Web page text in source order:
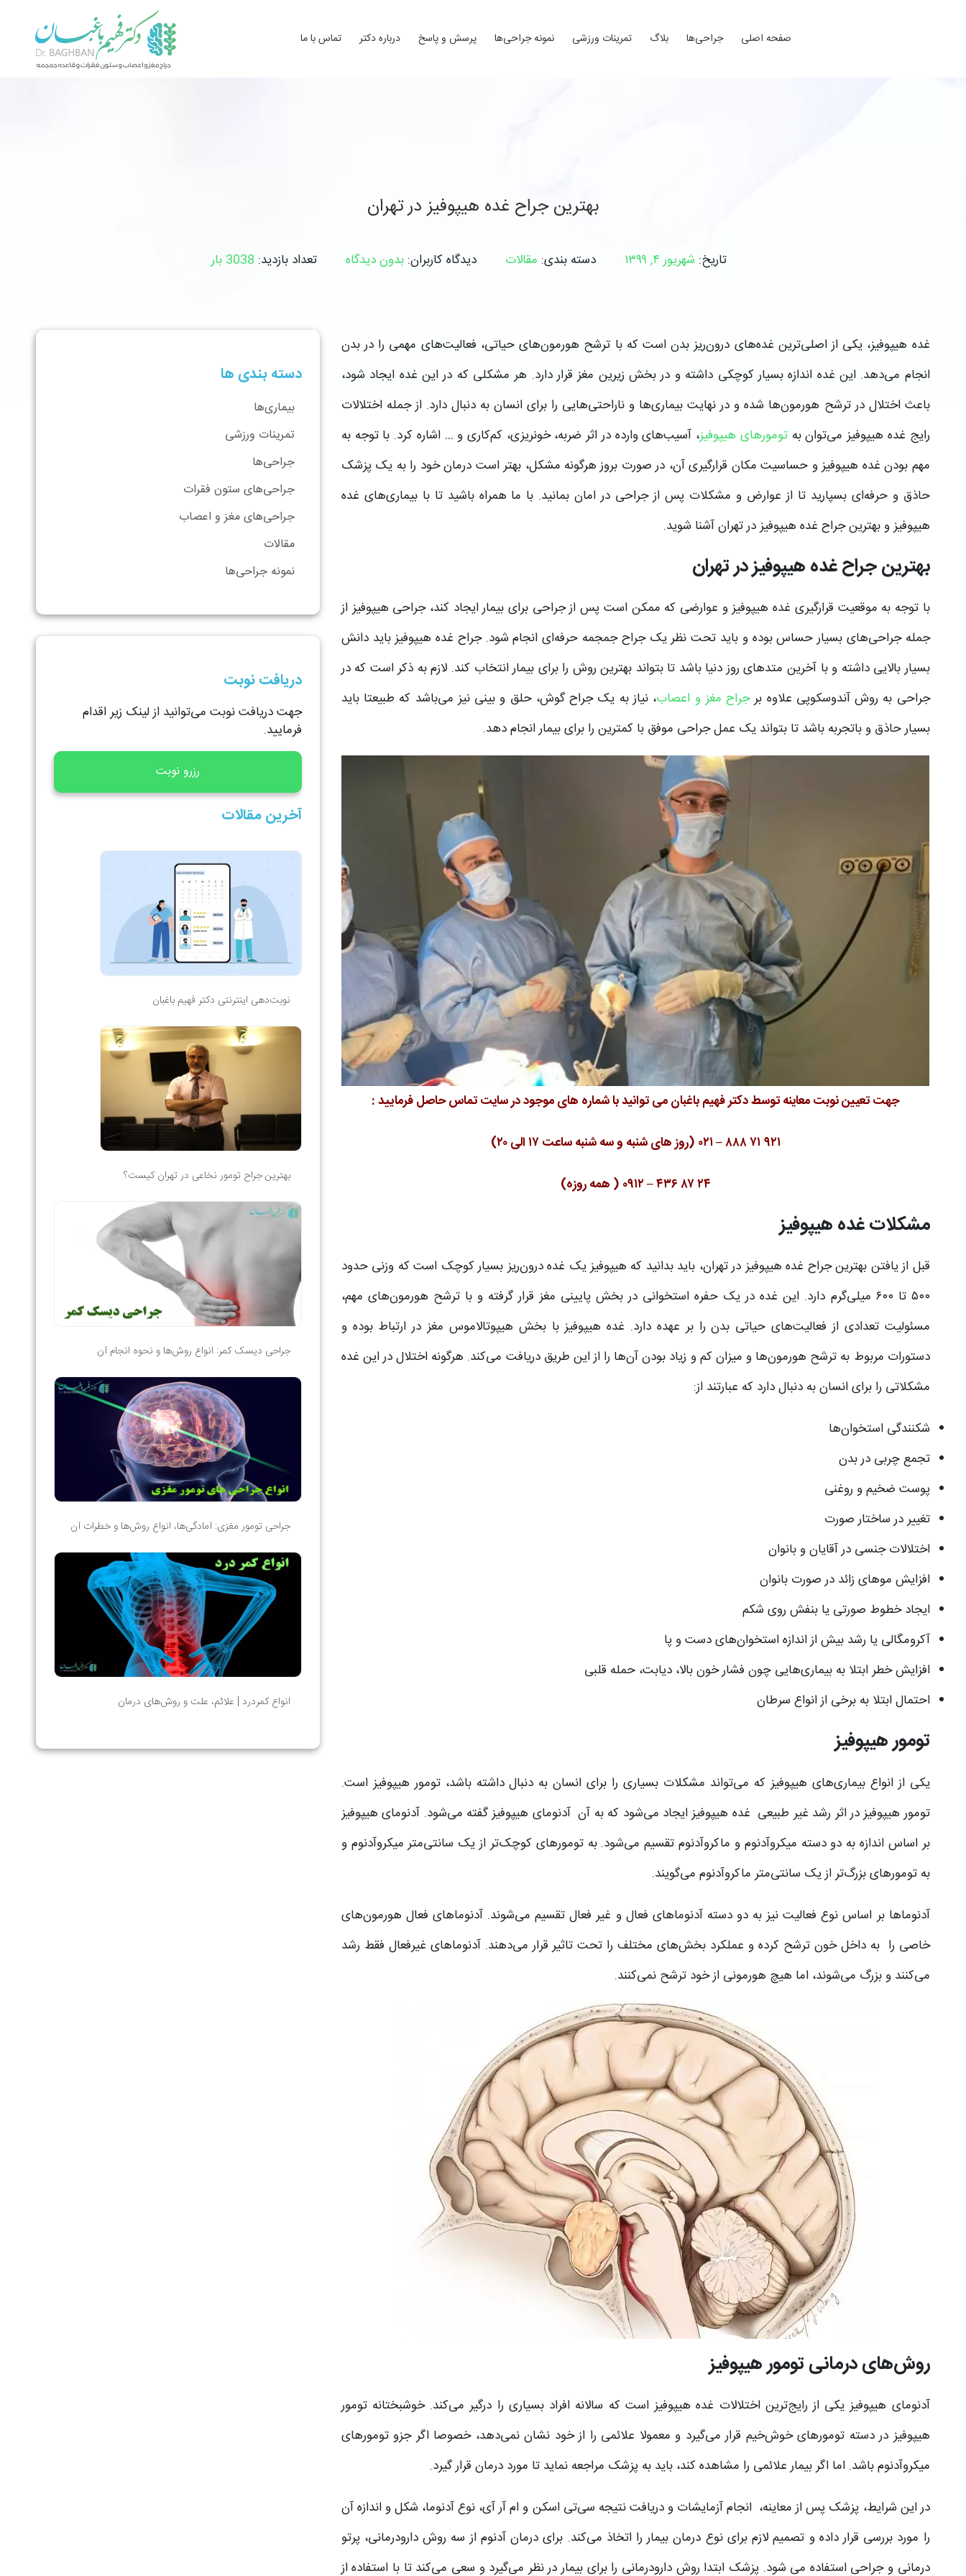
صفحه اصلی جراحی‌ها بلاگ تمرینات ورزشی نمونه جراحی‌ها پرسش و پاسخ درباره دکتر تماس با ما
بهترین جراح غده هیپوفیز در تهران
تاریخ: شهریور ۴, ۱۳۹۹ دسته بندی: مقالات دیدگاه کاربران:بدون دیدگاه تعداد بازدید: 3038 بار
غده هیپوفیز، یکی از اصلی‌ترین غده‌های درون‌ریز بدن است که با ترشح هورمون‌های حیاتی، فعالیت‌های مهمی را در بدن
انجام می‌دهد. این غده اندازه بسیار کوچکی داشته و در بخش زیرین مغز قرار دارد. هر مشکلی که در این غده ایجاد شود،
باعث اختلال در ترشح هورمون‌ها شده و در نهایت بیماری‌ها و ناراحتی‌هایی را برای انسان به دنبال دارد. از جمله اختلالات
رایج غده هیپوفیز می‌توان بهتومورهای هیپوفیز، آسیب‌های وارده در اثر ضربه، خونریزی، کم‌کاری و … اشاره کرد. با توجه به
مهم بودن غده هیپوفیز و حساسیت مکان قرارگیری آن، در صورت بروز هرگونه مشکل، بهتر است درمان خود را به یک پزشک
حاذق و حرفه‌ای بسپارید تا از عوارض و مشکلات پس از جراحی در امان بمانید. با ما همراه باشید تا با بیماری‌های غده
هیپوفیز و بهترین جراح غده هیپوفیز در تهران آشنا شوید.
بهترین جراح غده هیپوفیز در تهران
با توجه به موقعیت قرارگیری غده هیپوفیز و عوارضی که ممکن است پس از جراحی برای بیمار ایجاد کند، جراحی هیپوفیز از
جمله جراحی‌های بسیار حساس بوده و باید تحت نظر یک جراح جمجمه حرفه‌ای انجام شود. جراح غده هیپوفیز باید دانش
بسیار بالایی داشته و با آخرین متد‌های روز دنیا باشد تا بتواند بهترین روش را برای بیمار انتخاب کند. لازم به ذکر است که در
جراحی به روش آندوسکوپی علاوه برجراح مغز و اعصاب، نیاز به یک جراح گوش، حلق و بینی نیز می‌باشد که طبیعتا باید
بسیار حاذق و باتجربه باشد تا بتواند یک عمل جراحی موفق با کمترین را برای بیمار انجام دهد.
جهت تعیین نوبت معاینه توسط دکتر فهیم باغبان می توانید با شماره های موجود در سایت تماس حاصل فرمایید :
۹۲۱ ۷۱ ۸۸۸ – ۰۲۱ (روز های شنبه و سه شنبه ساعت ۱۷ الی ۲۰)
۲۴ ۸۷ ۴۳۶ – ۰۹۱۲ ( همه روزه)
مشکلات غده هیپوفیز
قبل از یافتن بهترین جراح غده هیپوفیز در تهران، باید بدانید که هیپوفیز یک غده درون‌ریز بسیار کوچک است که وزنی حدود
۵۰۰ تا ۶۰۰ میلی‌گرم دارد. این غده در یک حفره استخوانی در بخش پایینی مغز قرار گرفته و با ترشح هورمون‌های مهم،
مسئولیت تعدادی از فعالیت‌های حیاتی بدن را بر عهده دارد. غده هیپوفیز با بخش هیپوتالاموس مغز در ارتباط بوده و
دستورات مربوط به ترشح هورمون‌ها و میزان کم‌ و زیاد بودن آن‌ها را از این طریق دریافت می‌کند. هرگونه اختلال در این غده
مشکلاتی را برای انسان به دنبال دارد که عبارتند از:
شکنندگی استخوان‌ها
تجمع چربی در بدن
پوست ضخیم و روغنی
تغییر در ساختار صورت
اختلالات جنسی در آقایان و بانوان
افزایش موهای زائد در صورت بانوان
ایجاد خطوط صورتی یا بنفش روی شکم
آکرومگالی یا رشد بیش‌ از اندازه استخوان‌های دست و پا
افزایش خطر ابتلا به بیماری‌هایی چون فشار خون بالا، دیابت، حمله قلبی
احتمال ابتلا به برخی از انواع سرطان
تومور هیپوفیز
یکی از انواع بیماری‌های هیپوفیز که می‌تواند مشکلات بسیاری را برای انسان به دنبال داشته باشد، تومور هیپوفیز است.
تومور هیپوفیز در اثر رشد غیر طبیعی غده هیپوفیز ایجاد می‌شود که به آن آدنومای هیپوفیز گفته می‌شود. آدنومای هیپوفیز
بر اساس اندازه به دو دسته میکروآدنوم و ماکروآدنوم تقسیم می‌شود. به تومورهای کوچک‌تر از یک سانتی‌متر میکروآدنوم و
به تومورهای بزرگ‌تر از یک سانتی‌متر ماکروآدنوم می‌گویند.
آدنوماها بر اساس نوع فعالیت نیز به دو دسته آدنوماهای فعال و غیر فعال تقسیم می‌شوند. آدنوماهای فعال هورمون‌های
خاصی را به داخل خون ترشح کرده و عملکرد بخش‌های مختلف را تحت تاثیر قرار می‌دهند. آدنوماهای غیرفعال فقط رشد
می‌کنند و بزرگ می‌شوند، اما هیچ هورمونی از خود ترشح نمی‌کنند.
روش‌های درمانی تومور هیپوفیز
آدنومای هیپوفیز یکی از رایج‌ترین اختلالات غده هیپوفیز است که سالانه افراد بسیاری را درگیر می‌کند. خوشبختانه تومور
هیپوفیز در دسته تومورهای خوش‌خیم قرار می‌گیرد و معمولا علائمی را از خود نشان نمی‌دهد، خصوصا اگر جزو تومورهای
میکروآدنوم باشد. اما اگر بیمار علائمی را مشاهده کند، باید به پزشک مراجعه نماید تا مورد درمان قرار گیرد.
در این شرایط، پزشک پس از معاینه، انجام آزمایشات و دریافت نتیجه سی‌تی اسکن و ام آر آی، نوع آدنوما، شکل و اندازه آن
را مورد بررسی قرار داده و تصمیم لازم برای نوع درمان بیمار را اتخاذ می‌کند. برای درمان آدنوم از سه روش دارودرمانی، پرتو
درمانی و جراحی استفاده می شود. پزشک ابتدا روش دارودرمانی را برای بیمار در نظر می‌گیرد و سعی می‌کند تا با استفاده از
دسته بندی ها
بیماری‌ها
تمرینات ورزشی
جراحی‌ها
جراحی‌های ستون فقرات
جراحی‌های مغز و اعصاب
مقالات
نمونه جراحی‌ها
دریافت نوبت
جهت دریافت نوبت می‌توانید از لینک زیر اقدام
فرمایید.
رزرو نوبت
آخرین مقالات
نوبت‌دهی اینترنتی دکتر فهیم باغبان
بهترین جراح تومور نخاعی در تهران کیست؟
جراحی دیسک کمر: انواع روش‌ها و نحوه انجام آن
جراحی تومور مغزی: آمادگی‌ها، انواع روش‌ها و خطرات آن
انواع کمردرد | علائم، علت و روش‌های درمان